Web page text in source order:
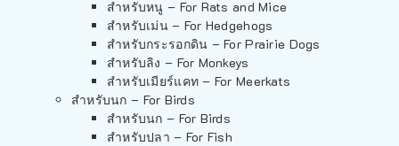
สำหรับหนู – For Rats and Mice
สำหรับเม่น – For Hedgehogs
สำหรับกระรอกดิน – For Prairie Dogs
สำหรับลิง – For Monkeys
สำหรับเมียร์แคท – For Meerkats
สำหรับนก – For Birds
สำหรับนก – For Birds
สำหรับปลา – For Fish